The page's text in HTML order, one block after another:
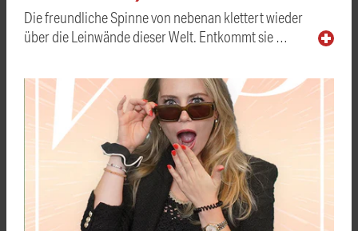
Die freundliche Spinne von nebenan klettert wieder
über die Leinwände dieser Welt. Entkommt sie …